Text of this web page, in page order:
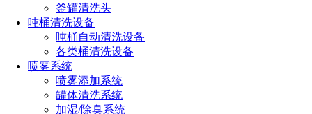
釜罐清洗头
吨桶清洗设备
吨桶自动清洗设备
各类桶清洗设备
喷雾系统
喷雾添加系统
罐体清洗系统
加湿/除臭系统
热门文章
喷嘴规格型号参数（附：选择合适喷嘴的4个小技巧）
喷嘴的规格和型号选择方法（超详细喷嘴选型方法）
消防喷头型号类型及其应用大全（不同环境消防喷头的
选型技巧）
喷雾器喷头的种类有哪些型号（雾化喷头哪种效果最好